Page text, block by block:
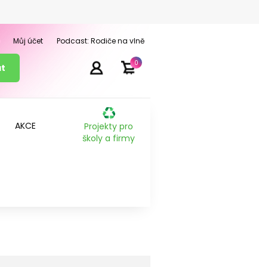
0
AKCE
Projekty pro
školy a firmy
Můj účet Podcast: Rodiče na vlně